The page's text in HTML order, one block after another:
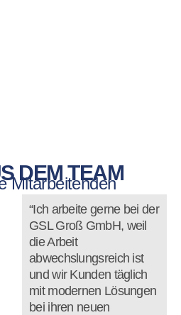
DEM TEAM
Mitarbeitenden
“Ich arbeite gerne bei der
GSL Groß GmbH, weil
die Arbeit
abwechslungsreich ist
und wir Kunden täglich
mit modernen Lösungen
bei ihren neuen